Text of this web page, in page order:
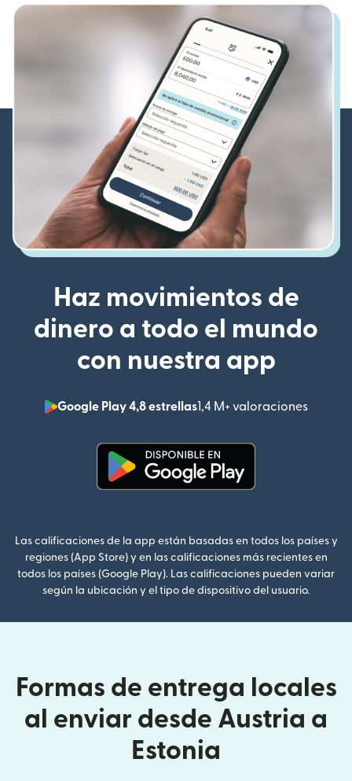
Haz movimientos de
dinero a todo el mundo
con nuestra app
Google Play 4,8 estrellas1,4 M+ valoraciones
(se
Las calificaciones de la app están basadas en todos los países y
regiones (App Store) y en las calificaciones más recientes en
todos los países (Google Play). Las calificaciones pueden variar
según la ubicación y el tipo de dispositivo del usuario.
Formas de entrega locales
al enviar desde Austria a
Estonia